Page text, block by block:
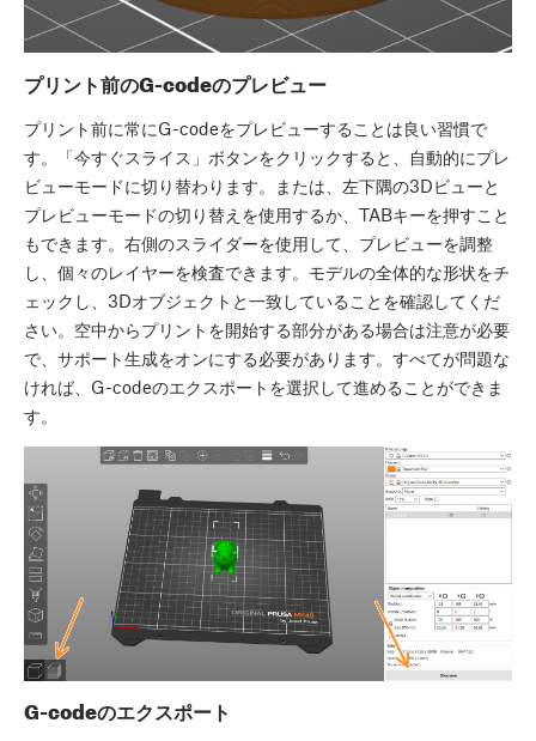
プリント前のG-codeのプレビュー
プリント前に常にG-codeをプレビューすることは良い習慣で
す。「今すぐスライス」ボタンをクリックすると、自動的にプレ
ビューモードに切り替わります。または、左下隅の3Dビューと
プレビューモードの切り替えを使用するか、TABキーを押すこと
もできます。右側のスライダーを使用して、プレビューを調整
し、個々のレイヤーを検査できます。モデルの全体的な形状をチ
ェックし、3Dオブジェクトと一致していることを確認してくだ
さい。空中からプリントを開始する部分がある場合は注意が必要
で、サポート生成をオンにする必要があります。すべてが問題な
ければ、G-codeのエクスポートを選択して進めることができま
す。
G-codeのエクスポート